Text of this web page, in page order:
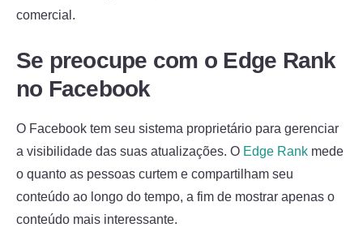
comercial.
Se preocupe com o Edge Rank
no Facebook
O Facebook tem seu sistema proprietário para gerenciar
a visibilidade das suas atualizações. O Edge Rank mede
o quanto as pessoas curtem e compartilham seu
conteúdo ao longo do tempo, a fim de mostrar apenas o
conteúdo mais interessante.